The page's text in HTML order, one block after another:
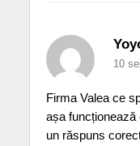
10
Firma Valea ce
așa funcționează
un răspuns